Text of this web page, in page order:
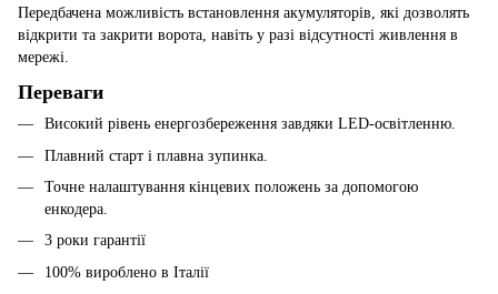
Передбачена можливість встановлення акумуляторів, які дозволять
відкрити та закрити ворота, навіть у разі відсутності живлення в
мережі.
Переваги
Високий рівень енергозбереження завдяки LED-освітленню.
Плавний старт і плавна зупинка.
Точне налаштування кінцевих положень за допомогою
енкодера.
3 роки гарантії
100% вироблено в Італії